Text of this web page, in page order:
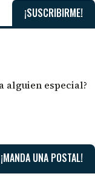
¡SUSCRIBIRME!
alguien especial?
¡MANDA UNA POSTAL!